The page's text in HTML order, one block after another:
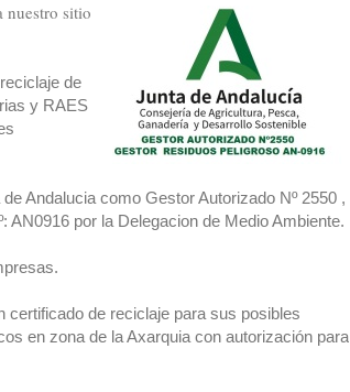
nuestro sitio
de
y RAES
Andalucia como Gestor Autorizado Nº 2550 ,
AN0916 por la Delegacion de Medio Ambiente.
certificado de reciclaje para sus posibles
en zona de la Axarquia con autorización para